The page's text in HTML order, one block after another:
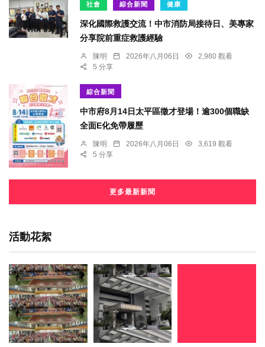
社會 綜合新聞 健康
深化國際救護交流！中市消防局接待日、美專家
分享院前重症救護經驗
陳明 2026年八月06日
2,980 觀看
5 分享
綜合新聞
中市府8月14日太平區徵才登場！逾300個職缺
全面E化免帶履歷
陳明 2026年八月06日
3,619 觀看
5 分享
更多最新新聞
活動花絮